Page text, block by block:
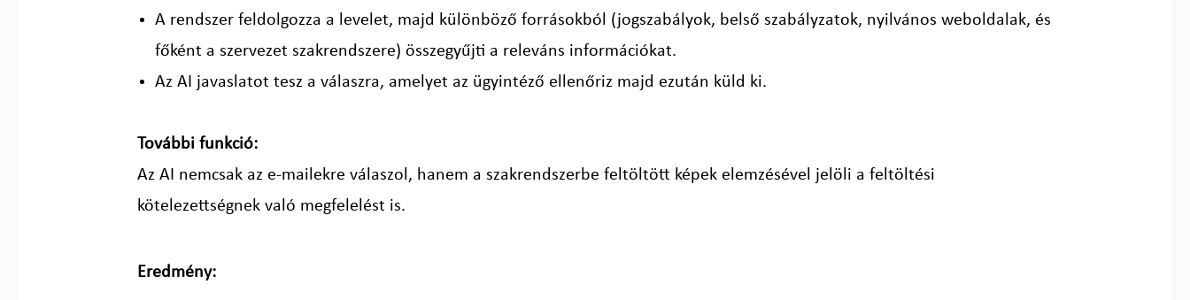
A rendszer feldolgozza a levelet, majd különböző forrásokból (jogszabályok, belső szabályzatok, nyilvános weboldalak, és
főként a szervezet szakrendszere) összegyűjti a releváns információkat.
Az AI javaslatot tesz a válaszra, amelyet az ügyintéző ellenőriz majd ezután küld ki.
További funkció:
Az AI nemcsak az e-mailekre válaszol, hanem a szakrendszerbe feltöltött képek elemzésével jelöli a feltöltési
kötelezettségnek való megfelelést is.
Eredmény: